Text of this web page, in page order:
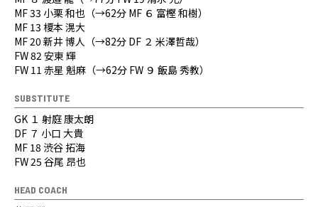
MF 33 小栗 和也（→62分 MF ６ 富樫 和樹）
MF 13 榎本 滉大
MF 20 新井 博人（→82分 DF ２ 米澤哲哉）
FW 82 安東 輝
FW 11 赤星 魁麻（→62分 FW ９ 飯島 秀教）
SUBSTITUTE
GK １ 射庭 康太朗
DF ７ 小口 大貴
MF 18 渋谷 拓海
FW 25 谷尾 昂也
HEAD COACH